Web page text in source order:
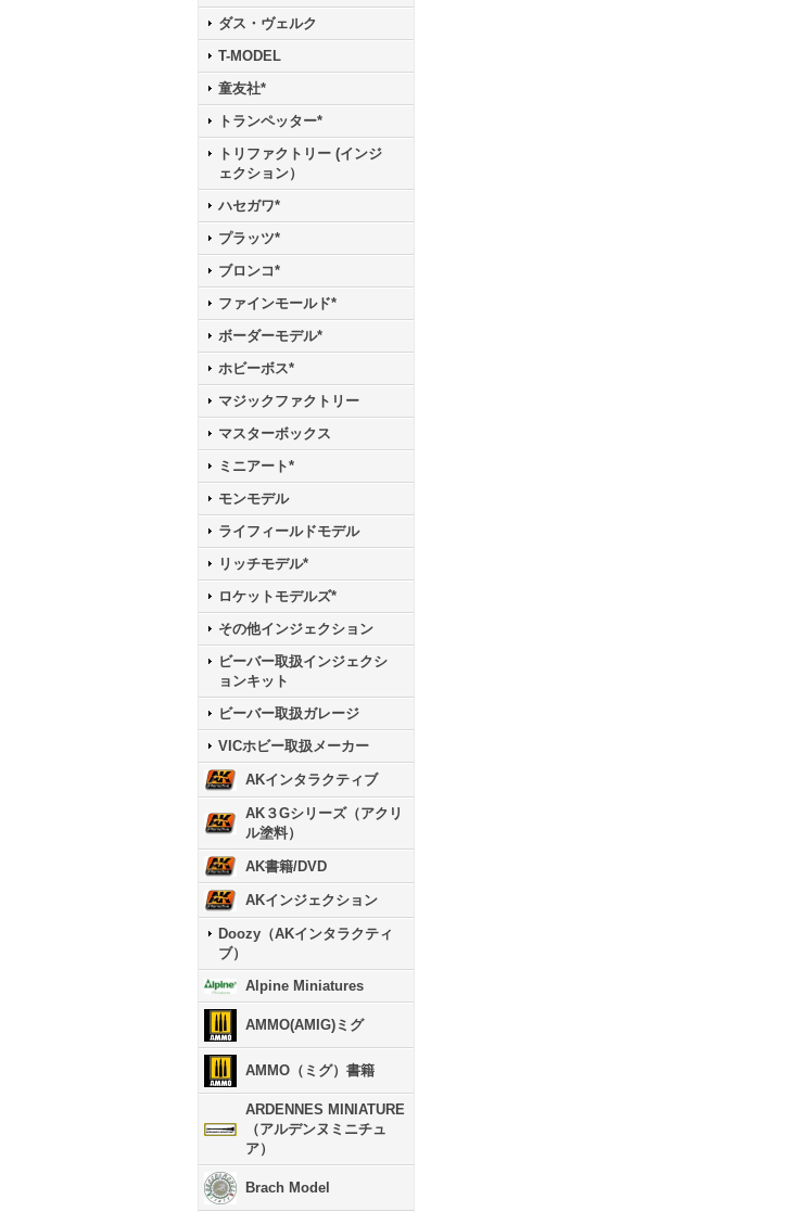
ダス・ヴェルク
T-MODEL
童友社*
トランペッター*
トリファクトリー (インジ
ェクション）
ハセガワ*
プラッツ*
ブロンコ*
ファインモールド*
ボーダーモデル*
ホビーボス*
マジックファクトリー
マスターボックス
ミニアート*
モンモデル
ライフィールドモデル
リッチモデル*
ロケットモデルズ*
その他インジェクション
ビーバー取扱インジェクシ
ョンキット
ビーバー取扱ガレージ
VICホビー取扱メーカー
AKインタラクティブ
AK３Gシリーズ（アクリ
ル塗料）
AK書籍/DVD
AKインジェクション
Doozy（AKインタラクティ
ブ）
Alpine Miniatures
AMMO(AMIG)ミグ
AMMO（ミグ）書籍
ARDENNES MINIATURE
（アルデンヌミニチュ
ア）
Brach Model